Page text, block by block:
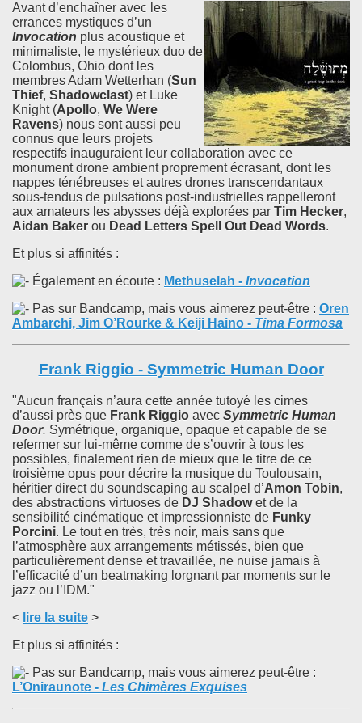
Avant d’enchaîner avec les
errances mystiques d’un
Invocation plus acoustique et
minimaliste, le mystérieux duo de
Colombus, Ohio dont les
membres Adam Wetterhan (Sun
Thief, Shadowclast) et Luke
Knight (Apollo, We Were
Ravens) nous sont aussi peu
connus que leurs projets
respectifs inauguraient leur collaboration avec ce
monument drone ambient proprement écrasant, dont les
nappes ténébreuses et autres drones transcendantaux
sous-tendus de pulsations post-industrielles rappelleront
aux amateurs les abysses déjà explorées par Tim Hecker,
Aidan Baker ou Dead Letters Spell Out Dead Words.
Et plus si affinités :
Également en écoute : Methuselah - Invocation
Pas sur Bandcamp, mais vous aimerez peut-être : Oren
Ambarchi, Jim O’Rourke & Keiji Haino - Tima Formosa
Frank Riggio - Symmetric Human Door
"Aucun français n’aura cette année tutoyé les cimes
d’aussi près que Frank Riggio avec Symmetric Human
Door. Symétrique, organique, opaque et capable de se
refermer sur lui-même comme de s’ouvrir à tous les
possibles, finalement rien de mieux que le titre de ce
troisième opus pour décrire la musique du Toulousain,
héritier direct du soundscaping au scalpel d’Amon Tobin,
des abstractions virtuoses de DJ Shadowet de la
sensibilité cinématique et impressionniste de Funky
Porcini. Le tout en très, très noir, mais sans que
l’atmosphère aux arrangements métissés, bien que
particulièrement dense et travaillée, ne nuise jamais à
l’efficacité d’un beatmaking lorgnant par moments sur le
jazz ou l’IDM."
< lire la suite >
Et plus si affinités :
Pas sur Bandcamp, mais vous aimerez peut-être :
L’Oniraunote - Les Chimères Exquises